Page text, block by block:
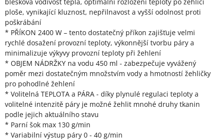
ploše, vynikající kluznost, nepřilnavost a vyšší odolnost proti
poškrábání
* PŘÍKON 2400 W – tento dostatečný příkon zajišťuje velmi
rychlé dosažení provozní teploty, výkonnější tvorbu páry a
minimalizuje výkyvy provozní teploty při žehlení
* OBJEM NÁDRŽKY na vodu 450 ml - zabezpečuje vyvážený
poměr mezi dostatečným množstvím vody a hmotností žehličky
pro pohodlné žehlení
* Volitelná TEPLOTA a PÁRA - díky plynulé regulaci teploty a
volitelné intenzitě páry je možné žehlit mnohé druhy tkanin
podle jejich aktuálního stavu
* Parní šok max 130 g/min
* Variabilní výstup páry 0 - 40 g/min